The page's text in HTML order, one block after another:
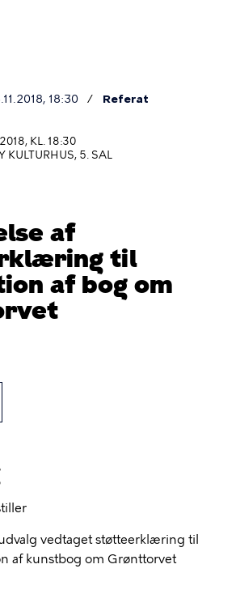
18:30 Referat
KL. 18:30
KULTURHUS, 5. SAL
af
til
af bog om
vedtaget støtteerklæring til
af kunstbog om Grønttorvet